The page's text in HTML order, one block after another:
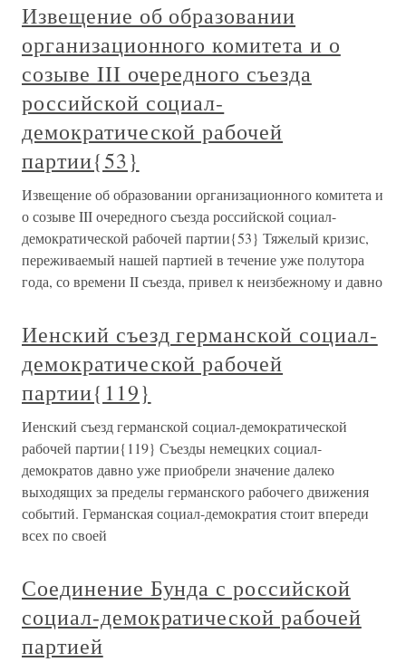
Извещение об образовании
организационного комитета и о
созыве III очередного съезда
российской социал-
демократической рабочей
партии{53}
Извещение об образовании организационного комитета и
о созыве III очередного съезда российской социал-
демократической рабочей партии{53} Тяжелый кризис,
переживаемый нашей партией в течение уже полутора
года, со времени II съезда, привел к неизбежному и давно
Иенский съезд германской социал-
демократической рабочей
партии{119}
Иенский съезд германской социал-демократической
рабочей партии{119} Съезды немецких социал-
демократов давно уже приобрели значение далеко
выходящих за пределы германского рабочего движения
событий. Германская социал-демократия стоит впереди
всех по своей
Соединение Бунда с российской
социал-демократической рабочей
партией